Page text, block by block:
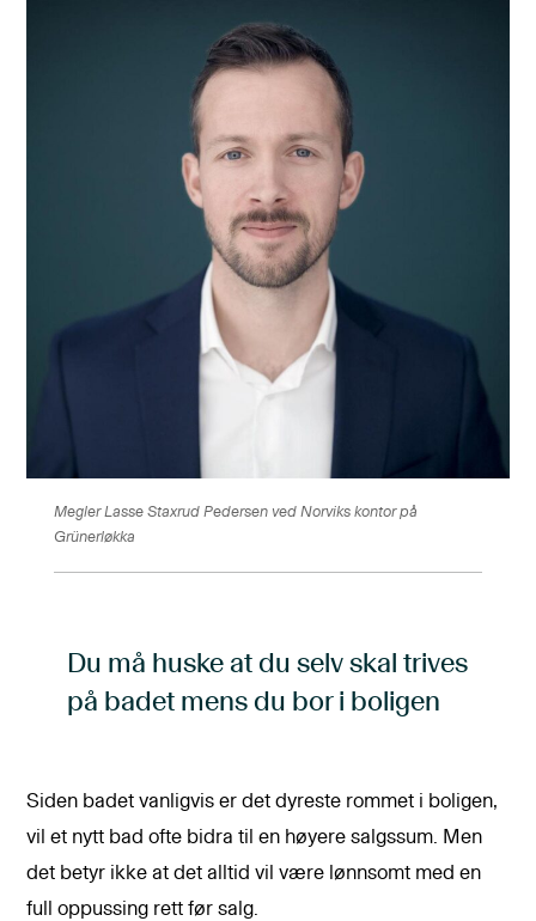
Megler Lasse Staxrud Pedersen ved Norviks kontor på
Grünerløkka
Du må huske at du selv skal trives
på badet mens du bor i boligen
Siden badet vanligvis er det dyreste rommet i boligen,
vil et nytt bad ofte bidra til en høyere salgssum. Men
det betyr ikke at det alltid vil være lønnsomt med en
full oppussing rett før salg.